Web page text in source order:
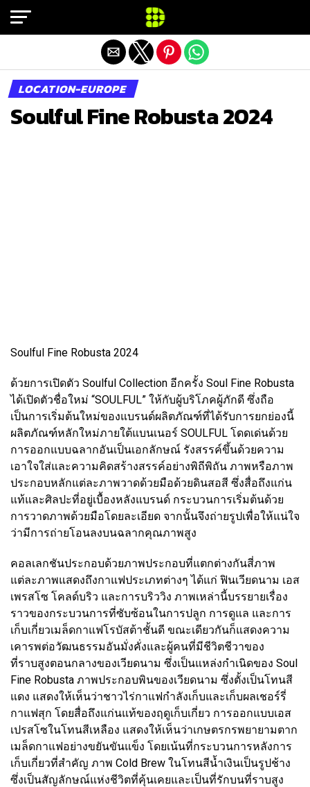
LOCATION-EUROPE
Soulful Fine Robusta 2024
Soulful Fine Robusta 2024
ด้วยการเปิดตัว Soulful Collection อีกครั้ง Soul Fine Robusta
ได้เปิดตัวชื่อใหม่ “SOULFUL” ให้กับผู้บริโภคผู้ภักดี ซึ่งถือ
เป็นการเริ่มต้นใหม่ของแบรนด์ผลิตภัณฑ์ที่ได้รับการยกย่องนี้
ผลิตภัณฑ์หลักใหม่ภายใต้แบนเนอร์ SOULFUL โดดเด่นด้วย
การออกแบบฉลากอันเป็นเอกลักษณ์ รังสรรค์ขึ้นด้วยความ
เอาใจใส่และความคิดสร้างสรรค์อย่างพิถีพิถัน ภาพหรือภาพ
ประกอบหลักแต่ละภาพวาดด้วยมือด้วยดินสอสี ซึ่งสื่อถึงแก่น
แท้และศิลปะที่อยู่เบื้องหลังแบรนด์ กระบวนการเริ่มต้นด้วย
การวาดภาพด้วยมือโดยละเอียด จากนั้นจึงถ่ายรูปเพื่อให้แน่ใจ
ว่ามีการถ่ายโอนลงบนฉลากคุณภาพสูง
คอลเลกชันประกอบด้วยภาพประกอบที่แตกต่างกันสี่ภาพ
แต่ละภาพแสดงถึงกาแฟประเภทต่างๆ ได้แก่ ฟินเวียดนาม เอส
เพรสโซ โคลด์บริว และการบริววิง ภาพเหล่านี้บรรยายเรื่อง
ราวของกระบวนการที่ซับซ้อนในการปลูก การดูแล และการ
เก็บเกี่ยวเมล็ดกาแฟโรบัสต้าชั้นดี ขณะเดียวกันก็แสดงความ
เคารพต่อวัฒนธรรมอันมั่งคั่งและผู้คนที่มีชีวิตชีวาของ
ที่ราบสูงตอนกลางของเวียดนาม ซึ่งเป็นแหล่งกำเนิดของ Soul
Fine Robusta ภาพประกอบพินของเวียดนาม ซึ่งตั้งเป็นโทนสี
แดง แสดงให้เห็นว่าชาวไร่กาแฟกำลังเก็บและเก็บผลเชอร์รี่
กาแฟสุก โดยสื่อถึงแก่นแท้ของฤดูเก็บเกี่ยว การออกแบบเอส
เปรสโซในโทนสีเหลือง แสดงให้เห็นว่าเกษตรกรพยายามตาก
เมล็ดกาแฟอย่างขยันขันแข็ง โดยเน้นที่กระบวนการหลังการ
เก็บเกี่ยวที่สำคัญ ภาพ Cold Brew ในโทนสีน้ำเงินเป็นรูปช้าง
ซึ่งเป็นสัญลักษณ์แห่งชีวิตที่คุ้นเคยและเป็นที่รักบนที่ราบสูง
Exit mobile version